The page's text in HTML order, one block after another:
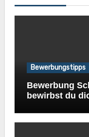
Bewerbungstipps
Bewerbung
bewirbst du